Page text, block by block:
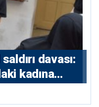
davası:
kadına